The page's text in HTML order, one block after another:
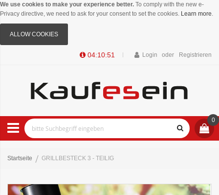
We use cookies to make your experience better. To comply with the new e-
Privacy directive, we need to ask for your consent to set the cookies. Learn more.
ALLOW COOKIES
Login Registrieren
04:10:51
0
Startseite GRILLBESTECK 3 - TEILIG